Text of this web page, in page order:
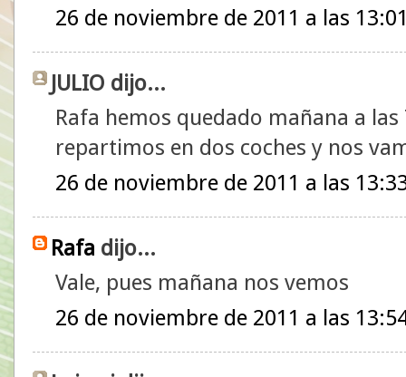
26 de noviembre de 2011 a las
JULIO dijo...
Rafa hemos quedado mañana a
repartimos en dos coches y nos
26 de noviembre de 2011 a las
Rafa dijo...
Vale, pues mañana nos vemos
26 de noviembre de 2011 a las